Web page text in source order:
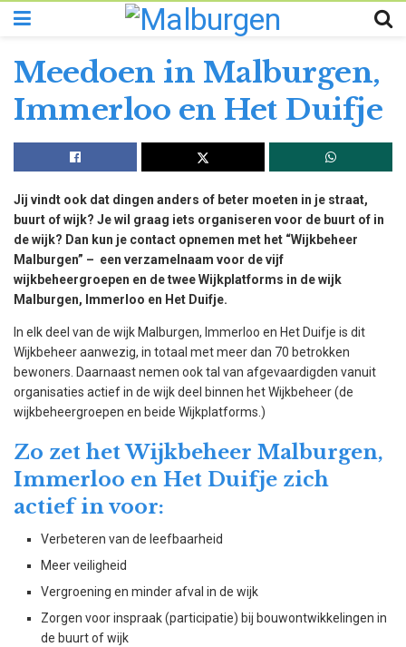
Meedoen in Malburgen,
Immerloo en Het Duifje
Jij vindt ook dat dingen anders of beter moeten in je straat,
buurt of wijk? Je wil graag iets organiseren voor de buurt of in
de wijk? Dan kun je contact opnemen met het “Wijkbeheer
Malburgen” – een verzamelnaam voor de vijf
wijkbeheergroepen en de twee Wijkplatforms in de wijk
Malburgen, Immerloo en Het Duifje.
In elk deel van de wijk Malburgen, Immerloo en Het Duifje is dit
Wijkbeheer aanwezig, in totaal met meer dan 70 betrokken
bewoners. Daarnaast nemen ook tal van afgevaardigden vanuit
organisaties actief in de wijk deel binnen het Wijkbeheer (de
wijkbeheergroepen en beide Wijkplatforms.)
Zo zet het Wijkbeheer Malburgen,
Immerloo en Het Duifje zich
actief in voor:
Verbeteren van de leefbaarheid
Meer veiligheid
Vergroening en minder afval in de wijk
Zorgen voor inspraak (participatie) bij bouwontwikkelingen in
de buurt of wijk